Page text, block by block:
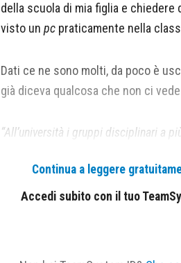
della scuola di mia figlia e chiedere
visto un pc praticamente nella
Dati ce ne sono molti, da poco è
già diceva qualcosa che non ci
“All’università i gruppi disciplinari a
opposto,la partecipazione femminile
(13%), Ingegneria Industriale e
È la parte evidenziata che mi fa
Continua a leggere
Accedi subito con il tuo